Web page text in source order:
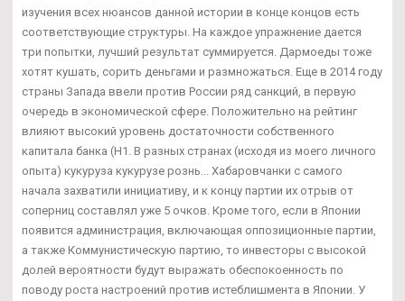
изучения всех нюансов данной истории в конце концов есть
соответствующие структуры. На каждое упражнение дается
три попытки, лучший результат суммируется. Дармоеды тоже
хотят кушать, сорить деньгами и размножаться. Еще в 2014 году
страны Запада ввели против России ряд санкций, в первую
очередь в экономической сфере. Положительно на рейтинг
влияют высокий уровень достаточности собственного
капитала банка (Н1. В разных странах (исходя из моего личного
опыта) кукуруза кукурузе рознь... Хабаровчанки с самого
начала захватили инициативу, и к концу партии их отрыв от
соперниц составлял уже 5 очков. Кроме того, если в Японии
появится администрация, включающая оппозиционные партии,
а также Коммунистическую партию, то инвесторы с высокой
долей вероятности будут выражать обеспокоенность по
поводу роста настроений против истеблишмента в Японии. У